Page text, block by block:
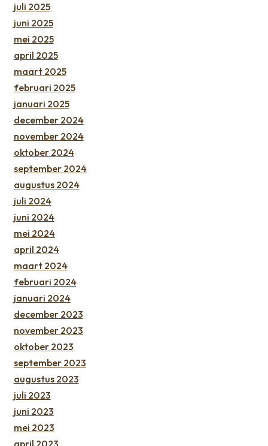
juli 2025
juni 2025
mei 2025
april 2025
maart 2025
februari 2025
januari 2025
december 2024
november 2024
oktober 2024
september 2024
augustus 2024
juli 2024
juni 2024
mei 2024
april 2024
maart 2024
februari 2024
januari 2024
december 2023
november 2023
oktober 2023
september 2023
augustus 2023
juli 2023
juni 2023
mei 2023